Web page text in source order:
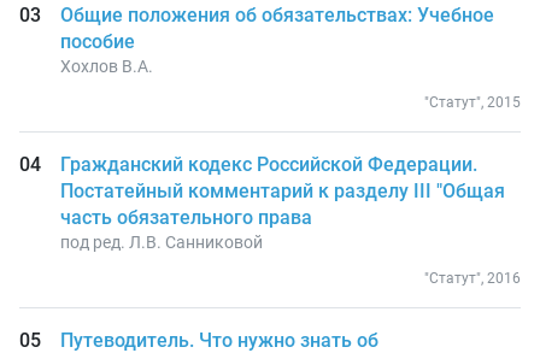
Общие положения об обязательствах: Учебное
пособие
Хохлов В.А.
"Статут", 2015
Гражданский кодекс Российской Федерации.
Постатейный комментарий к разделу III "Общая
часть обязательного права
под ред. Л.В. Санниковой
"Статут", 2016
Путеводитель. Что нужно знать об